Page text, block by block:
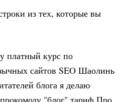
из тех, которые вы
платный курс по
сайтов SEO Шаолинь
блога я делаю
"блог" тариф Про